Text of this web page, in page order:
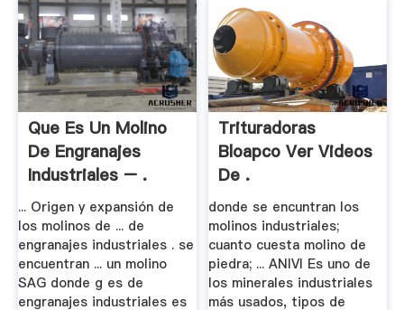
Que Es Un Molino
De Engranajes
Industriales – .
... Origen y expansión de
los molinos de ... de
engranajes industriales . se
encuentran ... un molino
SAG donde g es de
engranajes industriales es
Trituradoras
Bloapco Ver Videos
De .
donde se encuntran los
molinos industriales;
cuanto cuesta molino de
piedra; ... ANIVI Es uno de
los minerales industriales
más usados, tipos de